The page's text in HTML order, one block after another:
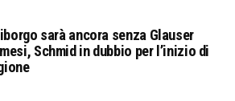
sarà ancora senza Glauser
Schmid in dubbio per l’inizio di